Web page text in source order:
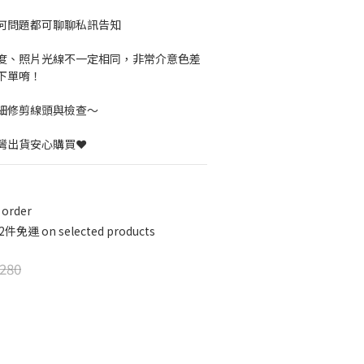
題都可聊聊私訊告知
、照片光線不一定相同，非常介意色差
單唷！
修剪線頭與檢查～
出貨安心購買❤️
order
件免運 on selected products